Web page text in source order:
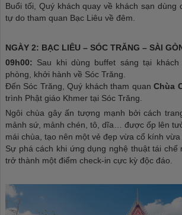
Buổi tối, Quý khách quay về khách sạn dùng
tự do tham quan Bạc Liêu về đêm.
NGÀY 2: BẠC LIÊU – SÓC TRĂNG – SÀI
09h00: Sau khi dùng buffet sáng tại
phòng, khởi hành về Sóc Trăng.
Đến Sóc Trăng, Quý khách tham quanChùa
trình Phật giáo Khmer tại Sóc Trăng.
Ngôi chùa gây ấn tượng mạnh bởi cách
mảnh sứ, mảnh chén, tô, dĩa… được ốp lên
mái chùa, tạo nên một vẻ đẹp vừa cổ kính vừa
Sự phá cách khi ứng dụng nghệ thuật tái chế
trở thành một điểm check-in cực kỳ độc đáo.